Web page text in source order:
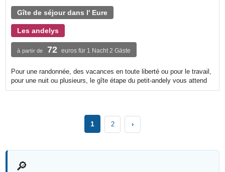
Gîte de séjour dans l' Eure
Les andelys
à partir de 72 euros für 1 Nacht 2 Gäste
Pour une randonnée, des vacances en toute liberté ou pour le travail,
pour une nuit ou plusieurs, le gîte étape du petit-andely vous attend
1 2 ›
🔎